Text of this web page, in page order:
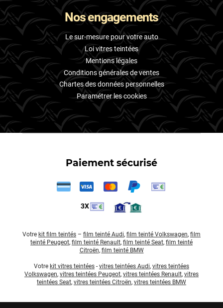
Nos engagements
Le sur-mesure pour votre auto
Loi vitres teintées
Mentions légales
Conditions générales de ventes
Chartes des données personnelles
Paramétrer les cookies
Paiement sécurisé
3X
Votre kit film teintés – film teinté Audi, film teinté Volkswagen, film
teinté Peugeot, film teinté Renault, film teinté Seat, film teinté
Citroën, film teinté BMW
Votre kit vitres teintées - vitres teintées Audi, vitres teintées
Volkswagen, vitres teintées Peugeot, vitres teintées Renault, vitres
teintées Seat, vitres teintées Citroën, vitres teintées BMW